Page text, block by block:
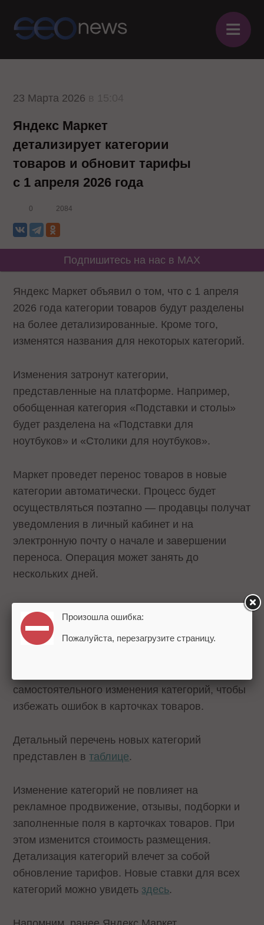
≡
23 Марта 2026
Яндекс Маркет
детализирует категории
товаров и обновит тарифы
с 1 апреля 2026 года
0 2084
Подпишитесь на нас в MAX
Яндекс Маркет объявил о том, что с 1 апреля
2026 года категории товаров будут разделены
на более детализированные. Кроме того,
изменятся названия для некоторых категорий.
Изменения затронут категории,
представленные на платформе. Например,
обобщенная категория «Подставки и столы»
будет разделена на «Подставки для
ноутбуков» и «Столики для ноутбуков».
Маркет проведет перенос товаров в новые
категории автоматически. Процесс будет
осуществляться поэтапно — продавцы получат
уведомления в личный кабинет и на
электронную почту о начале и завершении
переноса. Операция может занять до
нескольких дней.
После завершения переноса селлеры смогут
при необходимости изменить автоматически
присвоенную категорию на более
самостоятельного изменения категорий, чтобы
избежать ошибок в карточках товаров.
Детальный перечень новых категорий
представлен втаблице.
Изменение категорий не повлияет на
рекламное продвижение, отзывы, подборки и
заполненные поля в карточках товаров. При
этом изменится стоимость размещения.
Детализация категорий влечет за собой
обновление тарифов. Новые ставки для всех
категорий можно увидеть здесь.
Произошла ошибка:
Пожалуйста, перезагрузите страницу.